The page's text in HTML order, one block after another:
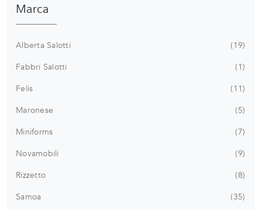
Marca
Alberta Salotti
19
Fabbri Salotti
1
Felis
11
Maronese
5
Miniforms
7
Novamobili
9
Rizzetto
8
Samoa
35